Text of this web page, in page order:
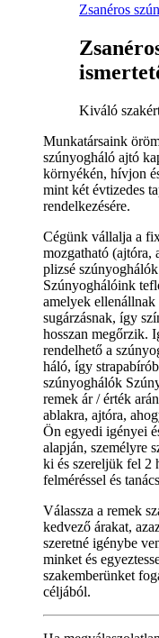
Zsanéros
Kiváló
Munkatársaink
szúnyogháló ajtó
környékén, hívjon
mint két évtizedes
rendelkezésére.
Cégünk vállalja a
mozgatható (ajtóra,
plizsé
Szúnyoghálóink
amelyek
sugárzásnak, így
hosszan megőrzik.
rendelhető a
háló, így
szúnyoghálók
remek ár / érték
ablakra, ajtóra,
Ön egyedi igényei
alapján, személyre
ki és szereljük fel 2
felméréssel és
Válassza a remek
kedvező árakat,
szeretné igénybe
minket és
szakemberünket
céljából.